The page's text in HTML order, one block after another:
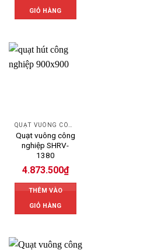
GIỎ HÀNG
QUẠT VUÔNG CÔNG NGHIỆP
Quạt vuông công
nghiệp SHRV-
1380
4.873.500₫
THÊM VÀO
GIỎ HÀNG